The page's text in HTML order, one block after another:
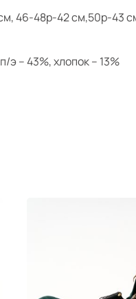
46-48р-42 см,50р-43
э – 43%, хлопок – 13%